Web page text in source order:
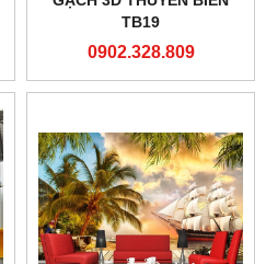
TB19
0902.328.809